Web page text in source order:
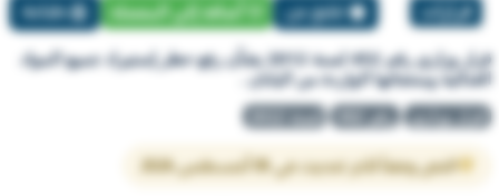
قرارات تبليغ عن أضافة إلي المفضلة طباعة
قرار وزاري رقم 452 لسنة 2012 بشأن رفع حظر إستيراد جميع المواد
الغذائية ومنتجاتها الواردة من اليابان .
قرار وزاري رقم 452 لسنة 2012
النص وفقاً لآخر تحديث في 05 أغسطس 2026